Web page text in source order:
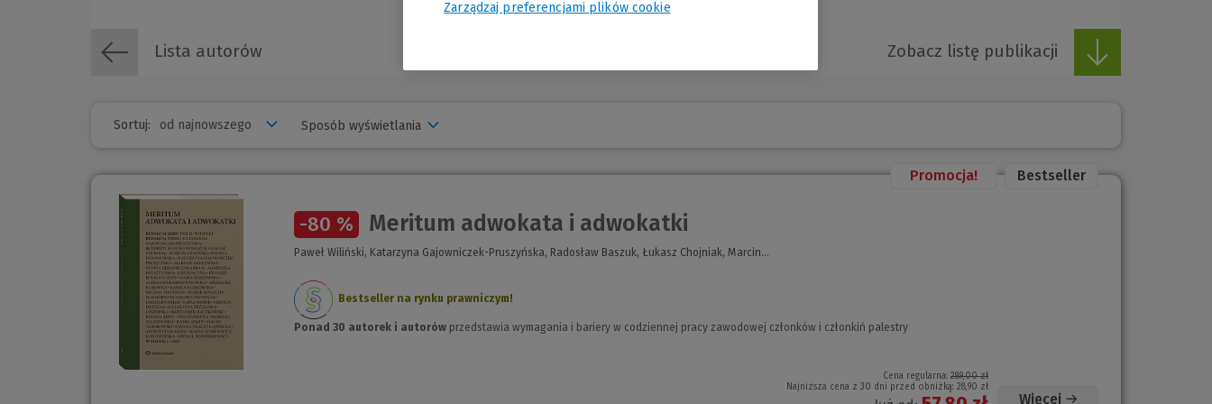
Lista autorów Zobacz listę publikacji
Sortuj: Sposób wyświetlania
Promocja! Bestseller
-80 % Meritum adwokata i adwokatki
Paweł Wiliński, Katarzyna Gajowniczek-Pruszyńska, Radosław Baszuk, Łukasz Chojniak, Marcin...
Bestseller na rynku prawniczym!
Ponad 30 autorek i autorów przedstawia wymagania i bariery w codziennej pracy zawodowej członków i członkiń palestry
Cena regularna: 289,00 zł
Najniższa cena z 30 dni przed obniżką: 28,90 zł
Więcej
Zarządzaj preferencjami plików cookie